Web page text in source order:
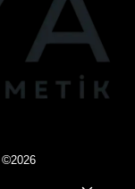
©2026